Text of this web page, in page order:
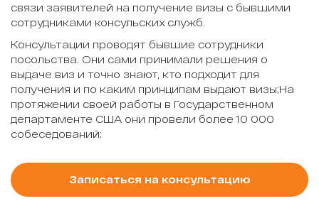
связи заявителей на получение визы с бывшими
сотрудниками консульских служб.
Консультации проводят бывшие сотрудники
посольства. Они сами принимали решения о
выдаче виз и точно знают, кто подходит для
получения и по каким принципам выдают визы;На
протяжении своей работы в Государственном
департаменте США они провели более 10 000
собеседований;
Записаться на консультацию